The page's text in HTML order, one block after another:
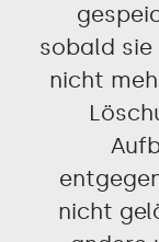
sobald
nicht
nicht